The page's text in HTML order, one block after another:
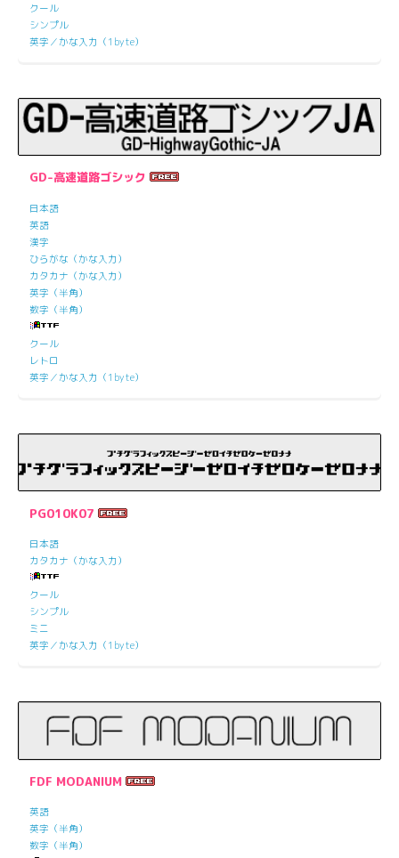
クール
シンプル
英字／かな入力（1byte）
GD-高速道路ゴシック
日本語
英語
漢字
ひらがな（かな入力）
カタカナ（かな入力）
英字（半角）
数字（半角）
クール
レトロ
英字／かな入力（1byte）
PG010K07
日本語
カタカナ（かな入力）
クール
シンプル
ミニ
英字／かな入力（1byte）
FDF MODANIUM
英語
英字（半角）
数字（半角）